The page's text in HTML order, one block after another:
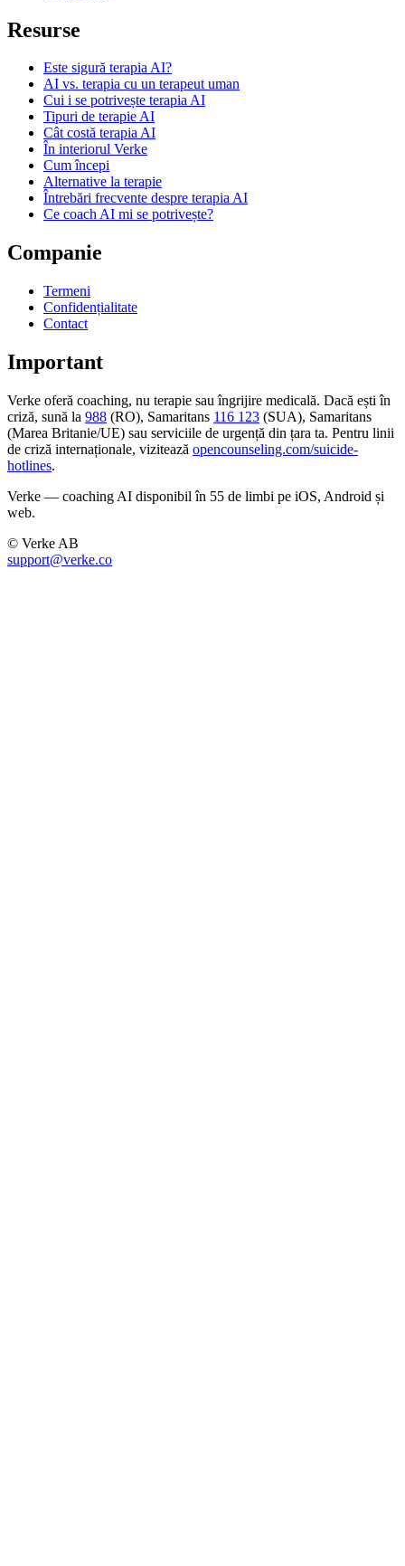
Resurse
Este sigură terapia AI?
AI vs. terapia cu un terapeut uman
Cui i se potrivește terapia AI
Tipuri de terapie AI
Cât costă terapia AI
În interiorul Verke
Cum începi
Alternative la terapie
Întrebări frecvente despre terapia AI
Ce coach AI mi se potrivește?
Companie
Termeni
Confidențialitate
Contact
Important
Verke oferă coaching, nu terapie sau îngrijire medicală. Dacă ești în
criză, sună la 988 (RO), Samaritans 116 123 (SUA), Samaritans
(Marea Britanie/UE) sau serviciile de urgență din țara ta. Pentru linii
de criză internaționale, vizitează opencounseling.com/suicide-
hotlines.
Verke — coaching AI disponibil în 55 de limbi pe iOS, Android și
web.
© Verke AB
support@verke.co